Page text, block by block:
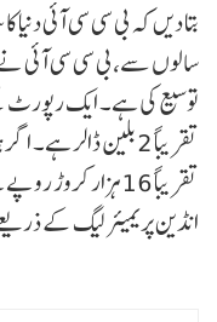
بتا دیں کہ بی سی سی آئی
سالوں سے، بی سی سی آئی
توسیع کی ہے۔ ایک رپورٹ
تقریباً 2 بلین ڈالر
تقریباً 16 ہزار
انڈین پریمیئر لیگ کے